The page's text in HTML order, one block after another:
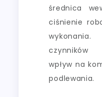
średnica
ciśnienie
czynników
wpływ na
podlewania.